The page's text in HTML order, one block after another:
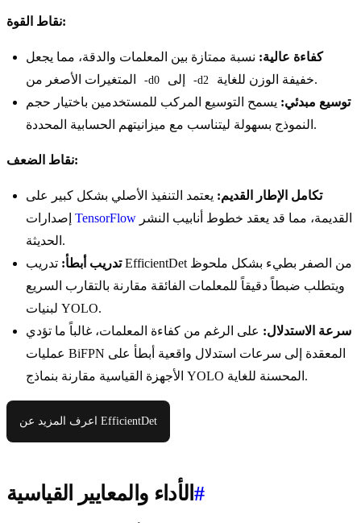
نقاط القوة:
كفاءة عالية: نسبة ممتازة بين المعلمات والدقة، مما يجعل
-d0 -d2
خفيفة الوزن للغاية.
توسيع مبدئي: يسمح التوسيع المركب للمستخدمين باختيار حجم
النموذج بسهولة ليتناسب مع ميزانيتهم الحسابية المحددة.
نقاط الضعف:
تكامل الإطار القديم: يعتمد التنفيذ الأصلي بشكل كبير على
TensorFlow
الحديثة.
تدريب أبطأ: تدريب EfficientDet من الصفر بطيء بشكل ملحوظ
ويتطلب ضبطاً دقيقاً للمعلمات الفائقة مقارنة بالتقارب السريع
لبنيات YOLO.
سرعة الاستدلال: على الرغم من كفاءة المعلمات، غالباً ما تؤدي
عمليات BiFPN المعقدة إلى سرعات استدلال واقعية أبطأ على
الأجهزة القياسية مقارنة بنماذج YOLO المحسنة للغاية.
اعرف المزيد عن EfficientDet
الأداء والمعايير القياسية #